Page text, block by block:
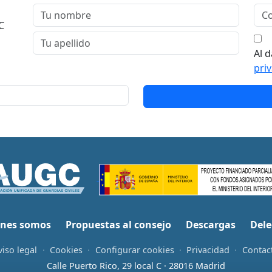
Al
somos Propuestas al consejo Descargas
legal · Cookies · Configurar cookies · Privacidad ·
Calle Puerto Rico, 29 local C · 28016 Madrid